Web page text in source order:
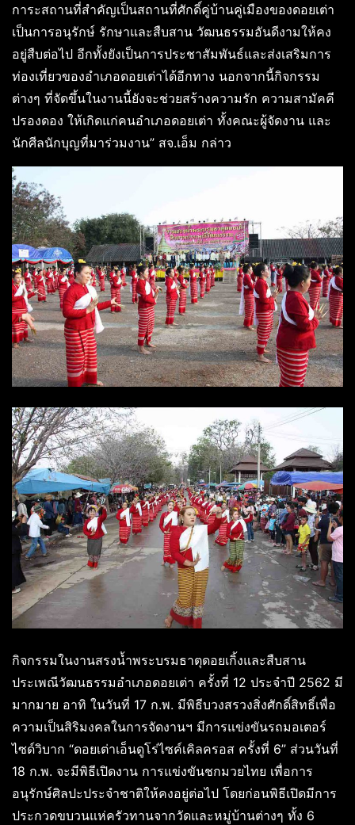
การะสถานที่สำคัญเป็นสถานที่ศักดิ์คู่บ้านคู่เมืองของดอยเต่า
เป็นการอนุรักษ์ รักษาและสืบสาน วัฒนธรรมอันดีงามให้คง
อยู่สืบต่อไป อีกทั้งยังเป็นการประชาสัมพันธ์และส่งเสริมการ
ท่องเที่ยวของอำเภอดอยเต่าได้อีกทาง นอกจากนี้กิจกรรม
ต่างๆ ที่จัดขึ้นในงานนี้ยังจะช่วยสร้างความรัก ความสามัคคี
ปรองดอง ให้เกิดแก่คนอำเภอดอยเต่า ทั้งคณะผู้จัดงาน และ
นักศีลนักบุญที่มาร่วมงาน” สจ.เอ็ม กล่าว
กิจกรรมในงานสรงน้ำพระบรมธาตุดอยเกิ้งและสืบสาน
ประเพณีวัฒนธรรมอำเภอดอยเต่า ครั้งที่ 12 ประจำปี 2562 มี
มากมาย อาทิ ในวันที่ 17 ก.พ. มีพิธีบวงสรวงสิ่งศักดิ์สิทธิ์เพื่อ
ความเป็นสิริมงคลในการจัดงานฯ มีการแข่งขันรถมอเตอร์
ไซด์วิบาก “ดอยเต่าเอ็นดูโร่ไซค์เคิลครอส ครั้งที่ 6” ส่วนวันที่
18 ก.พ. จะมีพิธีเปิดงาน การแข่งขันชกมวยไทย เพื่อการ
อนุรักษ์ศิลปะประจำชาติให้คงอยู่ต่อไป โดยก่อนพิธีเปิดมีการ
ประกวดขบวนแห่ครัวทานจากวัดและหมู่บ้านต่างๆ ทั้ง 6